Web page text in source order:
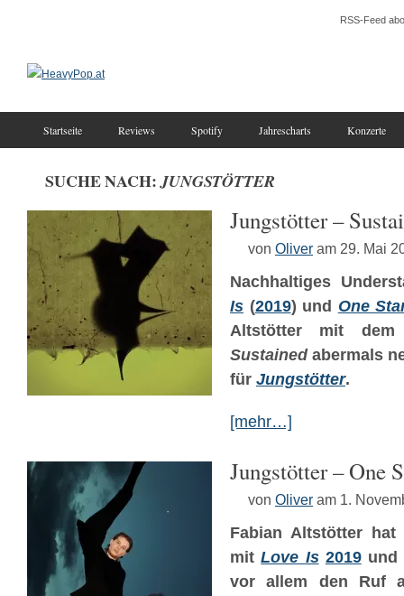
RSS-Feed
Startseite Reviews Spotify Jahrescharts Konzerte
SUCHE NACH:JUNGSTÖTTER
Jungstötter –
von Oliver am 29. Mai
Nachhaltiges
Is (2019) und One
Altstötter mit dem
Sustainedabermals
für Jungstötter.
[mehr…]
Jungstötter – One
von Oliver am 1.
Fabian Altstötter
mitLove Is 2019und
vor allem den Ruf